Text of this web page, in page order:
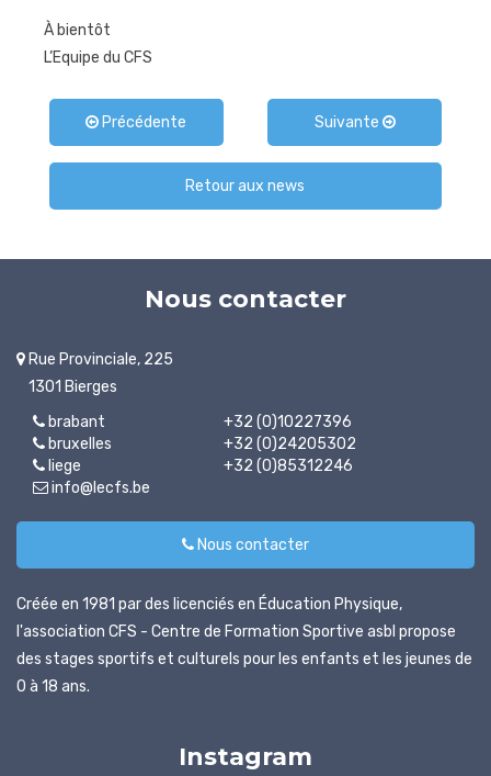
À bientôt
L’Equipe du CFS
Précédente Suivante
Retour aux news
Nous contacter
Rue Provinciale, 225
1301 Bierges
brabant
+32 (0)10227396
bruxelles
+32 (0)24205302
liege
+32 (0)85312246
info@lecfs.be
Nous contacter
Créée en 1981 par des licenciés en Éducation Physique,
l'association CFS - Centre de Formation Sportive asbl propose
des stages sportifs et culturels pour les enfants et les jeunes de
0 à 18 ans.
Instagram